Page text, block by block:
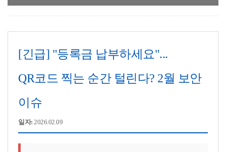
[긴급] "등록금 납부하세요"...
QR코드 찍는 순간 털린다? 2월 보안
이슈
일자: 2026.02.09